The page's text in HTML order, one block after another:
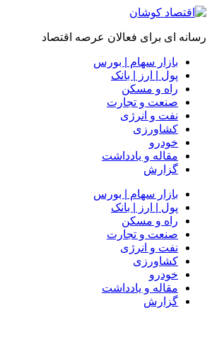
رسانه ای برای فعالان عرصه اقتصاد
بازار سهام | بورس
پول | ارز | بانک
راه و مسکن
صنعت و تجارت
نفت و انرژی
کشاورزی
خودرو
مقاله و یادداشت
گزارش
بازار سهام | بورس
پول | ارز | بانک
راه و مسکن
صنعت و تجارت
نفت و انرژی
کشاورزی
خودرو
مقاله و یادداشت
گزارش